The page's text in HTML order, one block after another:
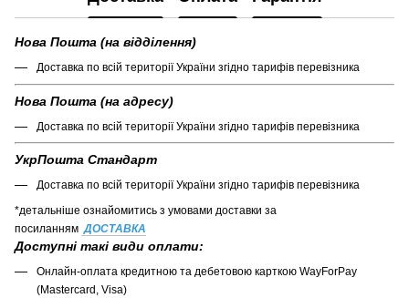
Нова Пошта (на відділення)
Доставка по всій території України згідно тарифів перевізника
Нова Пошта (на адресу)
Доставка по всій території України згідно тарифів перевізника
УкрПошта Стандарт
Доставка по всій території України згідно тарифів перевізника
*детальніше ознайомитись з умовами доставки за
посиланням ДОСТАВКА
Доступні такі види оплати:
Онлайн-оплата кредитною та дебетовою карткою WayForPay
(Mastercard, Visa)